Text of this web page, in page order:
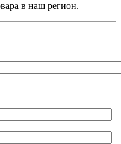
в наш регион.